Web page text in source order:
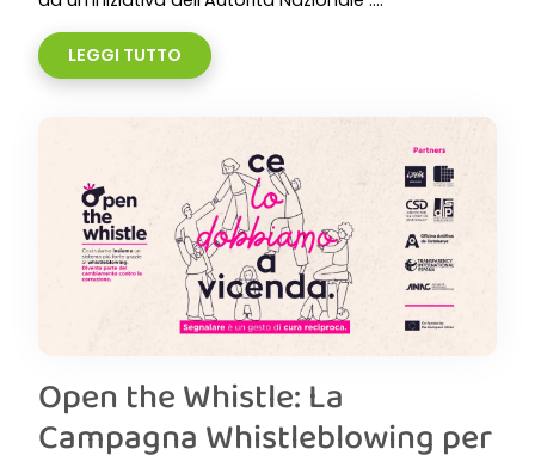
LEGGI TUTTO
Open the Whistle: La
Campagna Whistleblowing per